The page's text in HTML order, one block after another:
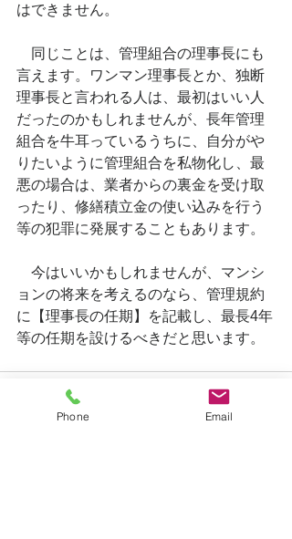
はできません。
同じことは、管理組合の理事長にも
言えます。ワンマン理事長とか、独断
理事長と言われる人は、最初はいい人
だったのかもしれませんが、長年管理
組合を牛耳っているうちに、自分がや
りたいように管理組合を私物化し、最
悪の場合は、業者からの裏金を受け取
ったり、修繕積立金の使い込みを行う
等の犯罪に発展することもあります。
今はいいかもしれませんが、マンシ
ョンの将来を考えるのなら、管理規約
に【理事長の任期】を記載し、最長4年
等の任期を設けるべきだと思います。
Phone Email